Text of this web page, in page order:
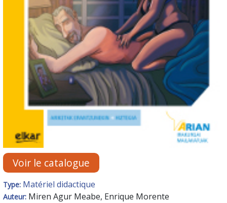
Voir le catalogue
Type: Matériel didactique
Auteur: Miren Agur Meabe, Enrique Morente